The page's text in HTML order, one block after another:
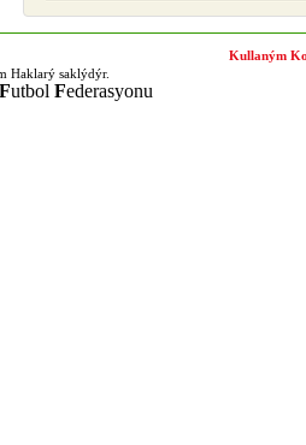
Haklarý saklýdýr.
Futbol Federasyonu
Kullaným